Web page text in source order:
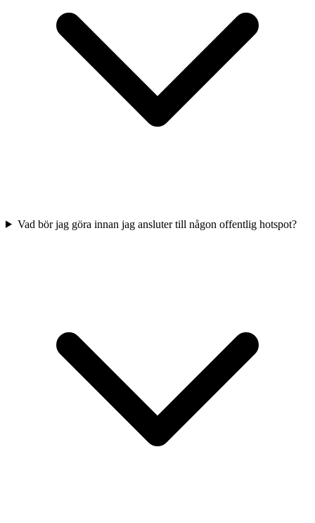
Vad bör jag göra innan jag ansluter till någon offentlig hotspot?